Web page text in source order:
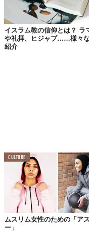
ラハ
インド
ー。ヒ
京らし
イ
イスラム教の信仰とは？ ラ
や礼拝、ヒジャブ……様々
紹介
CULTURE
ムスリム女性のための「ア
ー」